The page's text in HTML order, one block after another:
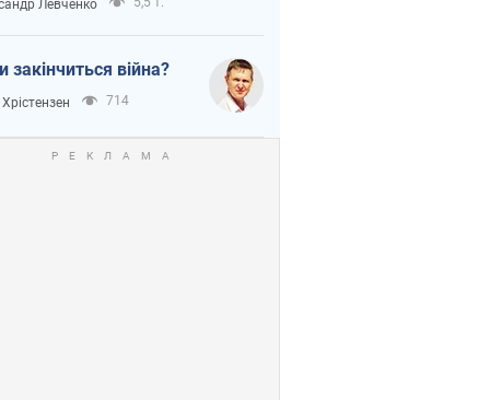
Левченко
закінчиться війна?
714